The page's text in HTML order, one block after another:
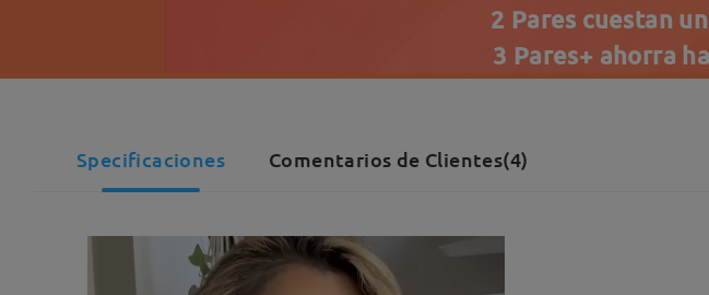
2 Pares cuestan
3 Pares+ ahorra
Specificaciones Comentarios de Clientes(4)